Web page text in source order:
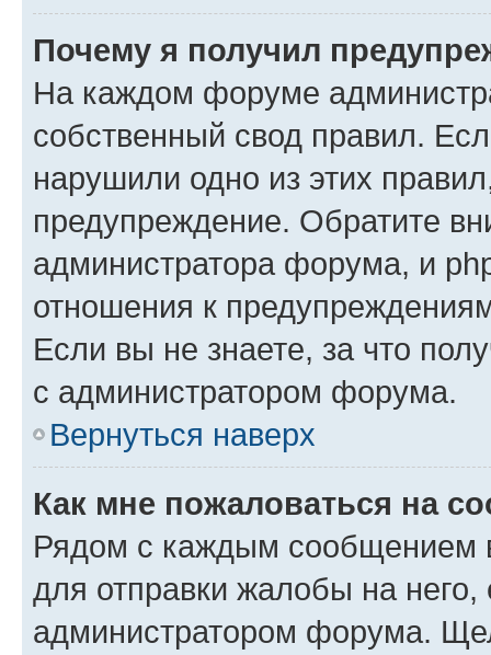
Почему я получил
На каждом форуме
собственный свод правил.
нарушили одно из этих
предупреждение. Обратите
администратора форума, и
отношения к
Если вы не знаете, за что
с администратором форума.
Вернуться наверх
Как мне пожаловаться на
Рядом с каждым сообщением
для отправки жалобы на
администратором форума.